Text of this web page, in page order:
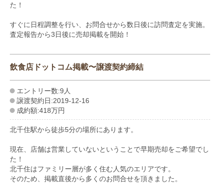
た！
すぐに日程調整を行い、お問合せから数日後に訪問査定を実施。
査定報告から3日後に売却掲載を開始！
飲食店ドットコム掲載〜譲渡契約締結
エントリー数:9人
譲渡契約日:2019-12-16
成約額:418万円
北千住駅から徒歩5分の場所にあります。
現在、店舗は営業していないということで早期売却をご希望でし
た！
北千住はファミリー層が多く住む人気のエリアです。
そのため、掲載直後から多くのお問合せを頂きました。